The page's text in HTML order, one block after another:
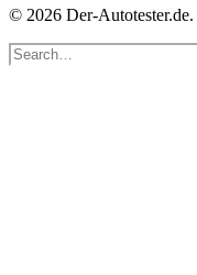
© 2026 Der-Autotester.de.